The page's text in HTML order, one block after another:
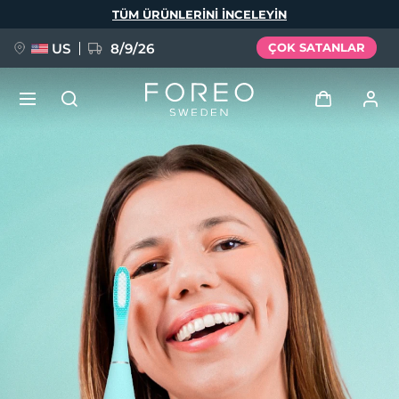
TÜM ÜRÜNLERINI INCELEYIN
US 8/9/26 ÇOK SATANLAR
Kullanici profi̇li̇
Cihazlarım
Siparişlerim
Adresim
Aboneliklerim
FAQ™ Pure Beauty-Tech Elixir
BREAKING NEWS
issa™ Teeth Whitening Set
Dil Seçimi
Deutsch
Español
Français
Italiano
Português
Svenska
Русский
简体中文 繁體中文